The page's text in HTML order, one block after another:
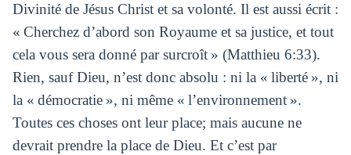
Divinité de Jésus Christ et sa volonté. Il est aussi écrit :
« Cherchez d’abord son Royaume et sa justice, et tout
cela vous sera donné par surcroît » (Matthieu 6:33).
Rien, sauf Dieu, n’est donc absolu : ni la « liberté », ni
la « démocratie », ni même « l’environnement ».
Toutes ces choses ont leur place; mais aucune ne
devrait prendre la place de Dieu. Et c’est par